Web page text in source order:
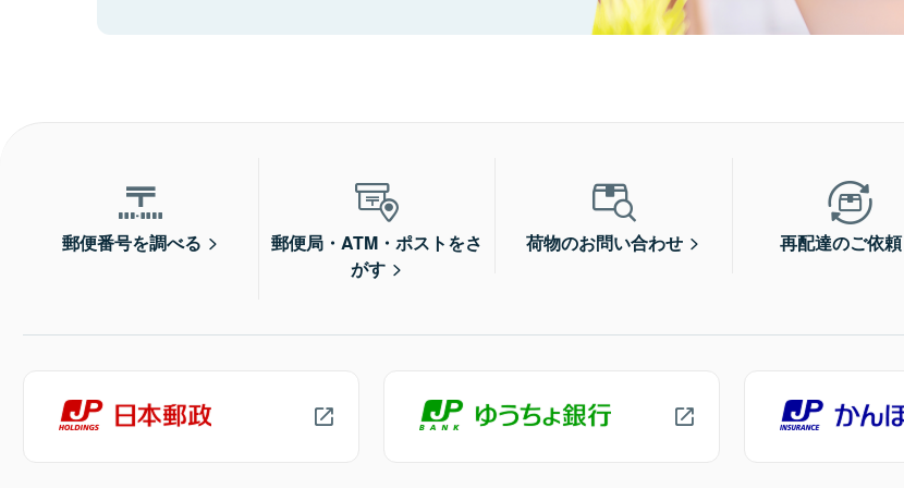
郵便番号を調べる
郵便局・ATM・ポストをさ
がす
荷物のお問い合わせ 再配達のご依頼